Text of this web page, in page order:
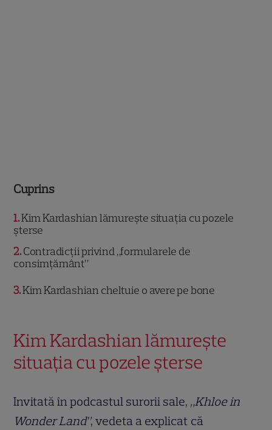
Cuprins
1 Kim Kardashian lămurește situația cu pozele
șterse
2 Contradicții privind „formularele de
consimțământ”
3 Kim Kardashian cheltuie o avere pe bone
Kim Kardashian lămurește
situația cu pozele șterse
Invitată în podcastul surorii sale, „Khloe in
Wonder Land”, vedeta a explicat că